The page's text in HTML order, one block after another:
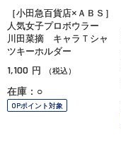
［小田急百貨店×ＡＢＳ］
人気女子プロボウラー
川田菜摘 キャラＴシャ
ツキーホルダー
1,100 円 （税込）
在庫：○
OPポイント対象